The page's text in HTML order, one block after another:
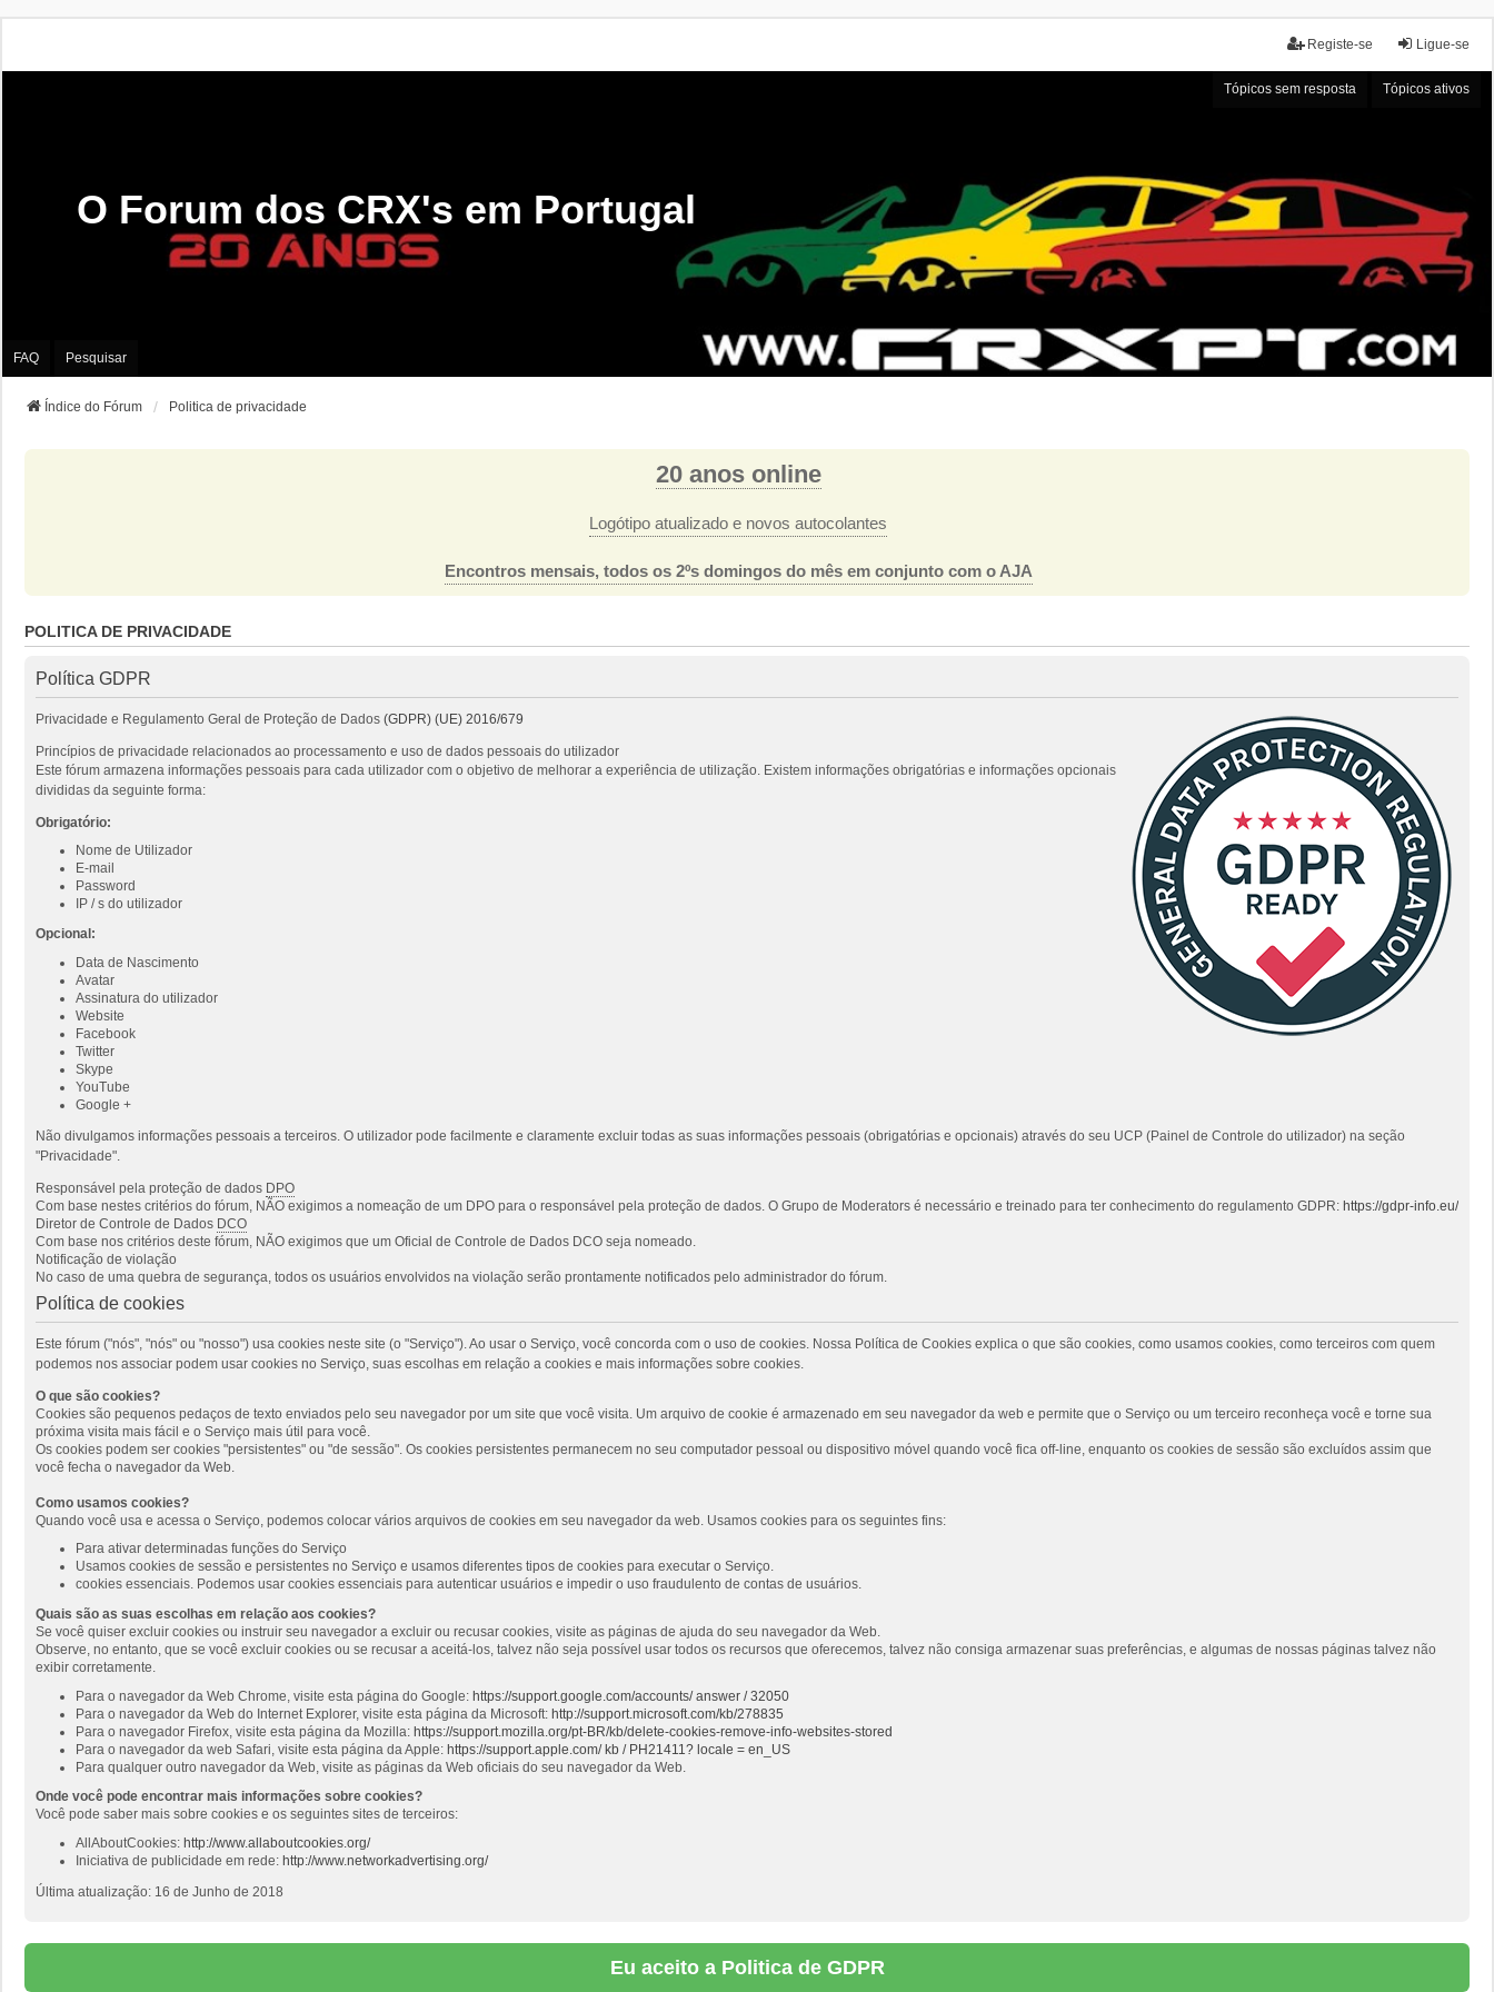
Ligue-se
Registe-se
Tópicos sem resposta Tópicos ativos
O Forum dos CRX's em Portugal
FAQ Pesquisar
Índice do Fórum Politica de privacidade
20 anos online
Logótipo atualizado e novos autocolantes
Encontros mensais, todos os 2ºs domingos do mês em conjunto com o AJA
POLITICA DE PRIVACIDADE
Política GDPR
Privacidade e Regulamento Geral de Proteção de Dados (GDPR) (UE) 2016/679
Princípios de privacidade relacionados ao processamento e uso de dados pessoais do utilizador
Este fórum armazena informações pessoais para cada utilizador com o objetivo de melhorar a experiência de utilização. Existem informações obrigatórias e informações opcionais
divididas da seguinte forma:
Obrigatório:
Nome de Utilizador
E-mail
Password
IP / s do utilizador
Opcional:
Data de Nascimento
Avatar
Assinatura do utilizador
Website
Facebook
Twitter
Skype
YouTube
Google +
Não divulgamos informações pessoais a terceiros. O utilizador pode facilmente e claramente excluir todas as suas informações pessoais (obrigatórias e opcionais) através do seu UCP (Painel de Controle do utilizador) na seção
"Privacidade".
Responsável pela proteção de dados DPO
Com base nestes critérios do fórum, NÃO exigimos a nomeação de um DPO para o responsável pela proteção de dados. O Grupo de Moderators é necessário e treinado para ter conhecimento do regulamento GDPR: https://gdpr-info.eu/
Diretor de Controle de Dados DCO
Com base nos critérios deste fórum, NÃO exigimos que um Oficial de Controle de Dados DCO seja nomeado.
Notificação de violação
No caso de uma quebra de segurança, todos os usuários envolvidos na violação serão prontamente notificados pelo administrador do fórum.
Política de cookies
Este fórum ("nós", "nós" ou "nosso") usa cookies neste site (o "Serviço"). Ao usar o Serviço, você concorda com o uso de cookies. Nossa Política de Cookies explica o que são cookies, como usamos cookies, como terceiros com quem
podemos nos associar podem usar cookies no Serviço, suas escolhas em relação a cookies e mais informações sobre cookies.
O que são cookies?
Cookies são pequenos pedaços de texto enviados pelo seu navegador por um site que você visita. Um arquivo de cookie é armazenado em seu navegador da web e permite que o Serviço ou um terceiro reconheça você e torne sua
próxima visita mais fácil e o Serviço mais útil para você.
Os cookies podem ser cookies "persistentes" ou "de sessão". Os cookies persistentes permanecem no seu computador pessoal ou dispositivo móvel quando você fica off-line, enquanto os cookies de sessão são excluídos assim que
você fecha o navegador da Web.
Como usamos cookies?
Quando você usa e acessa o Serviço, podemos colocar vários arquivos de cookies em seu navegador da web. Usamos cookies para os seguintes fins:
Para ativar determinadas funções do Serviço
Usamos cookies de sessão e persistentes no Serviço e usamos diferentes tipos de cookies para executar o Serviço.
cookies essenciais. Podemos usar cookies essenciais para autenticar usuários e impedir o uso fraudulento de contas de usuários.
Quais são as suas escolhas em relação aos cookies?
Se você quiser excluir cookies ou instruir seu navegador a excluir ou recusar cookies, visite as páginas de ajuda do seu navegador da Web.
Observe, no entanto, que se você excluir cookies ou se recusar a aceitá-los, talvez não seja possível usar todos os recursos que oferecemos, talvez não consiga armazenar suas preferências, e algumas de nossas páginas talvez não
exibir corretamente.
Para o navegador da Web Chrome, visite esta página do Google: https://support.google.com/accounts/ answer / 32050
Para o navegador da Web do Internet Explorer, visite esta página da Microsoft: http://support.microsoft.com/kb/278835
Para o navegador Firefox, visite esta página da Mozilla: https://support.mozilla.org/pt-BR/kb/delete-cookies-remove-info-websites-stored
Para o navegador da web Safari, visite esta página da Apple: https://support.apple.com/ kb / PH21411? locale = en_US
Para qualquer outro navegador da Web, visite as páginas da Web oficiais do seu navegador da Web.
Onde você pode encontrar mais informações sobre cookies?
Você pode saber mais sobre cookies e os seguintes sites de terceiros:
AllAboutCookies: http://www.allaboutcookies.org/
Iniciativa de publicidade em rede: http://www.networkadvertising.org/
Última atualização: 16 de Junho de 2018